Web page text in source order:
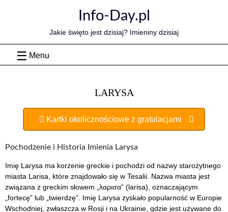
Info-Day.pl
Jakie święto jest dzisiaj? Imieniny dzisiaj
Menu
LARYSA
Kartki okolicznościowe z gratulacjami
Pochodzenie i Historia Imienia Larysa
Imię Larysa ma korzenie greckie i pochodzi od nazwy starożytnego
miasta Larisa, które znajdowało się w Tesalii. Nazwa miasta jest
związana z greckim słowem „λαρισα” (larisa), oznaczającym
„fortecę” lub „twierdzę”. Imię Larysa zyskało popularność w Europie
Wschodniej, zwłaszcza w Rosji i na Ukrainie, gdzie jest używane do